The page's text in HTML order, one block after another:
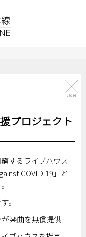
プロジェクト
するライブハウス
COVID-19」と
。
楽曲を無償提供